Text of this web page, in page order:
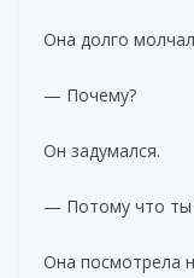
Она долго
— Почему?
Он задумался.
— Потому что ты
Она посмотрела